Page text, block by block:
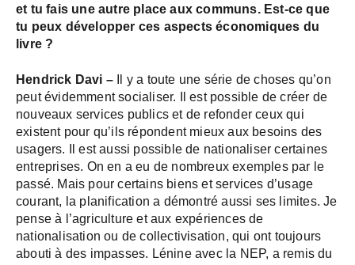
et tu fais une autre place aux communs. Est-ce que
tu peux développer ces aspects économiques du
livre ?
Hendrick Davi – Il y a toute une série de choses qu’on
peut évidemment socialiser. Il est possible de créer de
nouveaux services publics et de refonder ceux qui
existent pour qu’ils répondent mieux aux besoins des
usagers. Il est aussi possible de nationaliser certaines
entreprises. On en a eu de nombreux exemples par le
passé. Mais pour certains biens et services d’usage
courant, la planification a démontré aussi ses limites. Je
pense à l’agriculture et aux expériences de
nationalisation ou de collectivisation, qui ont toujours
abouti à des impasses. Lénine avec la NEP, a remis du